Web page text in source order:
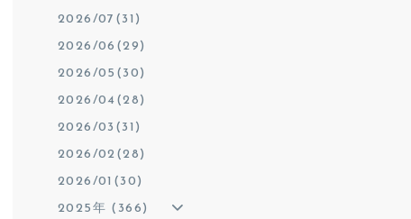
2026/07(31)
2026/06(29)
2026/05(30)
2026/04(28)
2026/03(31)
2026/02(28)
2026/01(30)
2025年 (366)